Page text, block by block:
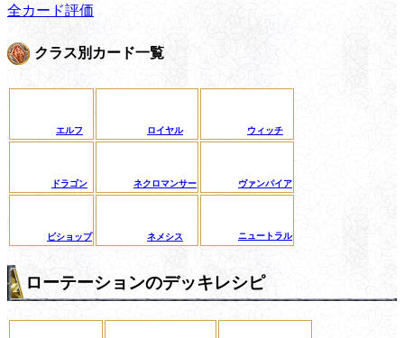
全カード評価
クラス別カード一覧
エルフ ロイヤル ウィッチ
ドラゴン ネクロマンサー ヴァンパイア
ビショップ ネメシス ニュートラル
ローテーションのデッキレシピ